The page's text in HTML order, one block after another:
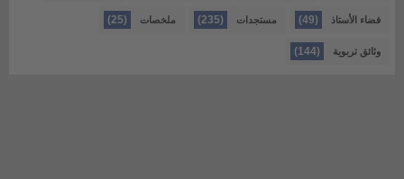
فضاء الأستاذ (49) مستجدات (235) ملخصات (25)
وثائق تربوية (144)